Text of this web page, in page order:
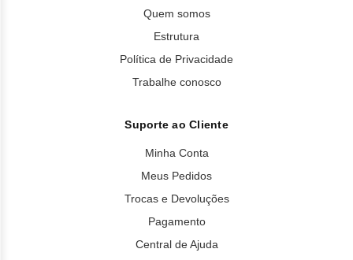
Quem somos
Estrutura
Política de Privacidade
Trabalhe conosco
Suporte ao Cliente
Minha Conta
Meus Pedidos
Trocas e Devoluções
Pagamento
Central de Ajuda